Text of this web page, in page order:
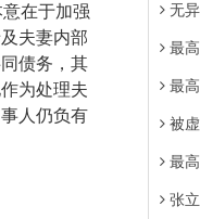
在于加强
夫妻内部
债务，其
为处理夫
人仍负有
无
最
最
被
最
张